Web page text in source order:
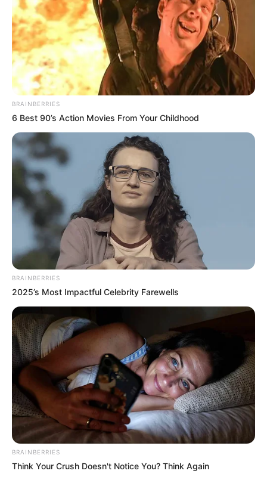
quadruplés, son fils Chemsy est passé au bloc
opération ce mardi 2 juin 2026. Si on ne
connaît pas la nature de l’opération, la veille,la
maman n’a pas pu cacher son angoisse face à
ce moment.
BRAINBERRIES
6 Best 90’s Action Movies From Your Childhood
BRAINBERRIES
2025’s Most Impactful Celebrity Farewells
BRAINBERRIES
Think Your Crush Doesn't Notice You? Think Again